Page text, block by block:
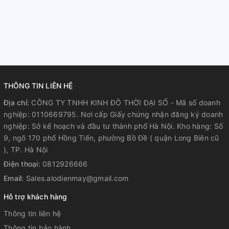
THÔNG TIN LIÊN HỆ
Địa chỉ: CÔNG TY TNHH KINH ĐÔ THỜI ĐẠI SỐ - Mã số doanh
nghiệp: 0110669795. Nơi cấp Giấy chứng nhận đăng ký doanh
nghiệp: Sở kế hoạch và đầu tư thành phố Hà Nội. Kho hàng: Số
9, ngõ 170 phố Hồng Tiến, phường Bồ Đề ( quận Long Biên cũ
), TP. Hà Nội
Điện thoại: 0812926666
Email: Sales.alodienmay@gmail.com
Hỗ trợ khách hàng
Thông tin liên hệ